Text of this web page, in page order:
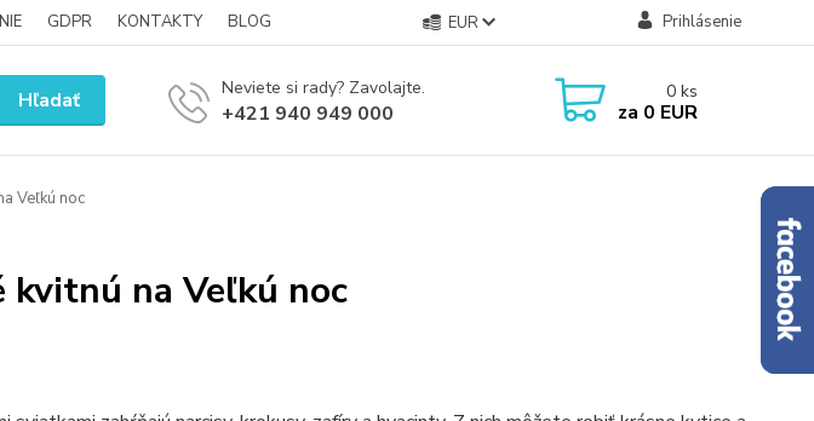
GDPR KONTAKTY BLOG EUR Prihlásenie
Hľadať Neviete si rady? Zavolajte.
+421 940 949 000
0 ks
za 0 EUR
Veľkú noc
na Veľkú noc